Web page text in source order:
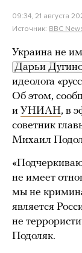
09:34, 21 августа
Источник: BBC
Украина не
Дарьи
идеолога
Об этом,
и УНИАН, в
советник
Михаил
не имеет
мы не
является
не
Подоляк.